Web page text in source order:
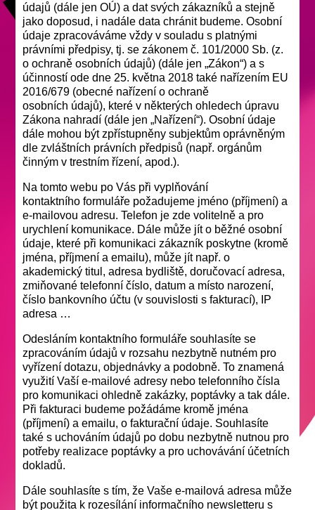
údajů (dále jen OÚ) a dat svých zákazníků a stejně
jako doposud, i nadále data chránit budeme. Osobní
údaje zpracováváme vždy v souladu s platnými
právními předpisy, tj. se zákonem č. 101/2000 Sb. (z.
o ochraně osobních údajů) (dále jen „Zákon“) a s
účinností ode dne 25. května 2018 také nařízením EU
2016/679 (obecné nařízení o ochraně
osobních údajů), které v některých ohledech úpravu
Zákona nahradí (dále jen „Nařízení“). Osobní údaje
dále mohou být zpřístupněny subjektům oprávněným
dle zvláštních právních předpisů (např. orgánům
činným v trestním řízení, apod.).
Na tomto webu po Vás při vyplňování
kontaktního formuláře požadujeme jméno (příjmení) a
e-mailovou adresu. Telefon je zde volitelně a pro
urychlení komunikace. Dále může jít o běžné osobní
údaje, které při komunikaci zákazník poskytne (kromě
jména, příjmení a emailu), může jít např. o
akademický titul, adresa bydliště, doručovací adresa,
zmiňované telefonní číslo, datum a místo narození,
číslo bankovního účtu (v souvislosti s fakturací), IP
adresa …
Odesláním kontaktního formuláře souhlasíte se
zpracováním údajů v rozsahu nezbytně nutném pro
vyřízení dotazu, objednávky a podobně. To znamená
využití Vaší e-mailové adresy nebo telefonního čísla
pro komunikaci ohledně zakázky, poptávky a tak dále.
Při fakturaci budeme požádáme kromě jména
(příjmení) a emailu, o fakturační údaje. Souhlasíte
také s uchováním údajů po dobu nezbytně nutnou pro
potřeby realizace poptávky a pro uchovávání účetních
dokladů.
Dále souhlasíte s tím, že Vaše e-mailová adresa může
být použita k rozesílání informačního newsletteru s